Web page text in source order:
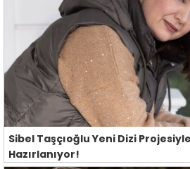
Sibel Taşçıoğlu Yeni Dizi
Hazırlanıyor!